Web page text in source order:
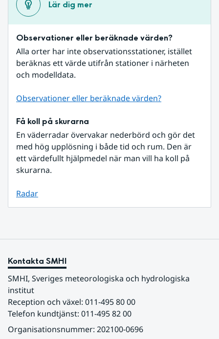
Lär dig mer
Observationer eller beräknade värden?
Alla orter har inte observationsstationer, istället
beräknas ett värde utifrån stationer i närheten
och modelldata.
Observationer eller beräknade värden?
Få koll på skurarna
En väderradar övervakar nederbörd och gör det
med hög upplösning i både tid och rum. Den är
ett värdefullt hjälpmedel när man vill ha koll på
skurarna.
Radar
Kontakta SMHI
SMHI, Sveriges meteorologiska och hydrologiska
institut
Reception och växel: 011-495 80 00
Telefon kundtjänst: 011-495 82 00
Organisationsnummer: 202100-0696